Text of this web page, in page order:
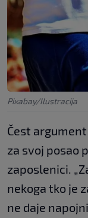
Pixabay/Ilustracija
Čest
za svoj posao
zaposlenici.
nekoga tko je
ne daje